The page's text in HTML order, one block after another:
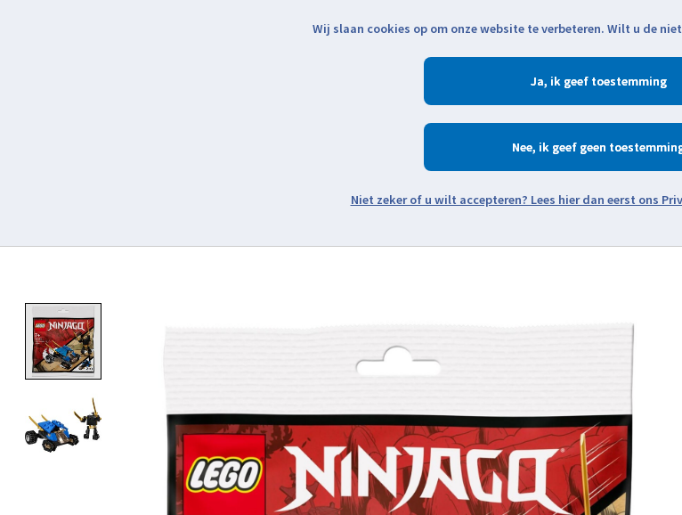
Wij slaan cookies op om onze website te verbeteren. Wilt u de
Ja
Nee